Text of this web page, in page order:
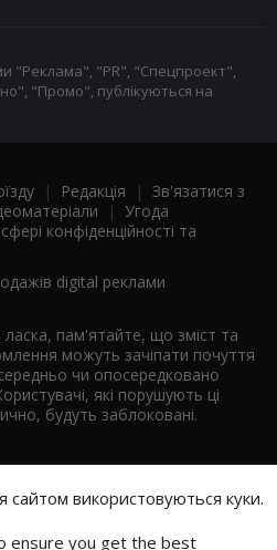
"Реклама", "PR", "Спецпроект",
"Промо", публікуються на
| Редакція | Зв'язатися з
| Угода
конфіденційності та
digital реклами
пам'ятайте, що зміст та
можуть зачіпати почуття
чи опосередковано
які порушують ці
будуть заблоковані.
сайтом використовуються куки.
ensure you get the best